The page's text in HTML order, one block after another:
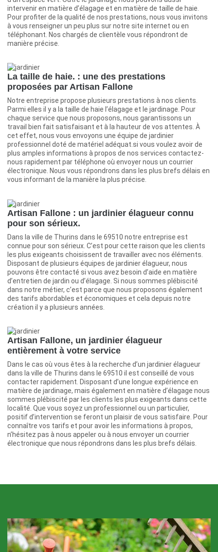
intervenir en matière d’élagage et en matière de taille de haie.
Pour profiter de la qualité de nos prestations, nous vous invitons
à vous renseigner un peu plus sur notre site internet ou en
téléphonant. Nos chargés de clientèle vous répondront de
manière précise.
La taille de haie. : une des prestations
proposées par Artisan Fallone
Notre entreprise propose plusieurs prestations à nos clients.
Parmi elles il y a la taille de haie l’élagage et le jardinage. Pour
chaque service que nous proposons, nous garantissons un
travail bien fait satisfaisant et à la hauteur de vos attentes. À
cet effet, nous vous envoyons une équipe de jardinier
professionnel doté de matériel adéquat.si vous voulez avoir de
plus amples informations à propos de nos services contactez-
nous rapidement par téléphone où envoyer nous un courrier
électronique. Nous vous répondrons dans les plus brefs délais en
vous informant de la manière la plus précise.
Artisan Fallone : un jardinier élagueur connu
pour son sérieux.
Dans la ville de Thurins dans le 69510 notre entreprise est
connue pour son sérieux. C’est pour cette raison que les clients
les plus exigeants choisissent de travailler avec nos éléments.
Disposant de plusieurs équipes de jardinier élagueur, nous
pouvons être contacté si vous avez besoin d’aide en matière
d’entretien de jardin ou d’élagage. Si nous sommes plébiscité
dans notre métier, c’est parce que nous proposons également
des tarifs abordables et économiques et cela depuis notre
création il y a plusieurs années.
Artisan Fallone, un jardinier élagueur
entièrement à votre service
Dans le cas où vous êtes à la recherche d’un jardinier élagueur
dans la ville de Thurins dans le 69510 il est conseillé de vous
contacter rapidement. Disposant d’une longue expérience en
matière de jardinage, mais également en matière d’élagage nous
sommes plébiscité par les clients les plus exigeants dans cette
localité. Que vous soyez un professionnel ou un particulier,
positif d’intervention se feront un plaisir de vous satisfaire. Pour
connaître vos tarifs et pour avoir les informations à propos,
n’hésitez pas à nous appeler ou à nous envoyer un courrier
électronique que nous répondrons dans les plus brefs délais.